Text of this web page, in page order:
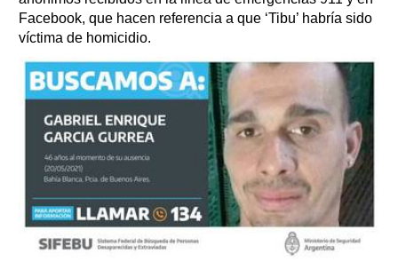
Facebook, que hacen referencia a que ‘Tibu’ habría sido
víctima de homicidio.